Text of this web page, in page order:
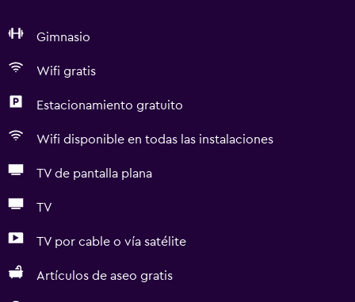
Gimnasio
Wifi gratis
Estacionamiento gratuito
Wifi disponible en todas las instalaciones
TV de pantalla plana
TV
TV por cable o vía satélite
Artículos de aseo gratis